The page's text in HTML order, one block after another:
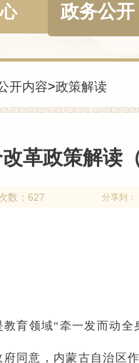
政务公开
开内容>政策解读
革政策解读（
数：627 分享到：
教育领域“牵一发而动全
同意，内蒙古自治区作